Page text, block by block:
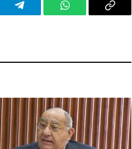
Telegram WhatsAppCopy